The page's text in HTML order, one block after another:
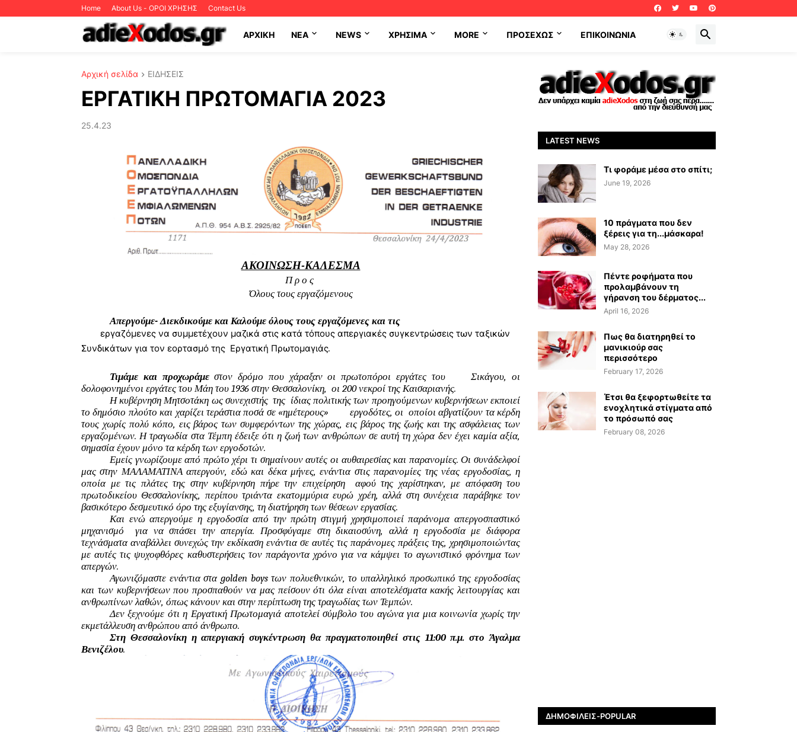
Home About Us - ΟΡΟΙ ΧΡΗΣΗΣ Contact Us
ΑΡΧΙΚΗ NEA NEWS ΧΡΉΣΙΜΑ MORE ΠΡΟΣΕΧΩΣ ΕΠΙΚΟΙΝΩΝΊΑ
Αρχική σελίδα ΕΙΔΗΣΕΙΣ
ΕΡΓΑΤΙΚΗ ΠΡΩΤΟΜΑΓΙΑ 2023
25.4.23
ΑΚΟΙΝΩΣΗ-ΚΑΛΕΣΜΑ
Π ρ ο ς
Όλους τους εργαζόμενους
Απεργούμε- Διεκδικούμε και Καλούμε όλους τους εργαζόμενες και τις
εργαζόμενες να συμμετέχουν μαζικά στις κατά τόπους απεργιακές συγκεντρώσεις των ταξικών
Συνδικάτων για τον εορτασμό της Εργατική Πρωτομαγιάς.
Τιμάμε και προχωράμε στον δρόμο που χάραξαν οι πρωτοπόροι εργάτες του     Σικάγου, οι
δολοφονημένοι εργάτες του Μάη του 1936 στην Θεσσαλονίκη,  οι 200 νεκροί της Καισαριανής.
Η κυβέρνηση Μητσοτάκη ως συνεχιστής  της  ίδιας πολιτικής των προηγούμενων κυβερνήσεων εκποιεί
το δημόσιο πλούτο και χαρίζει τεράστια ποσά σε «ημέτερους»        εργοδότες, οι  οποίοι αβγατίζουν τα κέρδη
τους χωρίς πολύ κόπο, εις βάρος των συμφερόντων της χώρας, εις βάρος της ζωής και της ασφάλειας των
εργαζομένων. Η τραγωδία στα Τέμπη έδειξε ότι η ζωή των ανθρώπων σε αυτή τη χώρα δεν έχει καμία αξία,
σημασία έχουν μόνο τα κέρδη των εργοδοτών.
Εμείς γνωρίζουμε από πρώτο χέρι τι σημαίνουν αυτές οι αυθαιρεσίας και παρανομίες. Οι συνάδελφοί
μας στην ΜΑΛΑΜΑΤΙΝΑ απεργούν, εδώ και δέκα μήνες, ενάντια στις παρανομίες της νέας εργοδοσίας, η
οποία με τις πλάτες της στην κυβέρνηση πήρε την επιχείρηση  αφού της χαρίστηκαν, με απόφαση του
πρωτοδικείου Θεσσαλονίκης, περίπου τριάντα εκατομμύρια ευρώ χρέη, αλλά στη συνέχεια παράβηκε τον
βασικότερο δεσμευτικό όρο της εξυγίανσης, τη διατήρηση των θέσεων εργασίας.
Και ενώ απεργούμε η εργοδοσία από την πρώτη στιγμή χρησιμοποιεί παράνομα απεργοσπαστικό
μηχανισμό  για να σπάσει την απεργία. Προσφύγαμε στη δικαιοσύνη, αλλά η εργοδοσία με διάφορα
τεχνάσματα αναβάλλει συνεχώς την εκδίκαση ενάντια σε αυτές τις παράνομες πράξεις της, χρησιμοποιώντας
με αυτές τις ψυχοφθόρες καθυστερήσεις τον παράγοντα χρόνο για να κάμψει το αγωνιστικό φρόνημα των
απεργών.
Αγωνιζόμαστε ενάντια στα golden boys των πολυεθνικών, το υπαλληλικό προσωπικό της εργοδοσίας
και των κυβερνήσεων που προσπαθούν να μας πείσουν ότι όλα είναι αποτελέσματα κακής λειτουργίας και
ανθρωπίνων λαθών, όπως κάνουν και στην περίπτωση της τραγωδίας των Τεμπών.
Δεν ξεχνούμε ότι η Εργατική Πρωτομαγιά αποτελεί σύμβολο του αγώνα για μια κοινωνία χωρίς την
εκμετάλλευση ανθρώπου από άνθρωπο.
Στη Θεσσαλονίκη η απεργιακή συγκέντρωση θα πραγματοποιηθεί στις 11:00 π.μ. στο Άγαλμα
Βενιζέλου.
LATEST NEWS
Τι φοράμε μέσα στο σπίτι;
June 19, 2026
10 πράγματα που δεν
ξέρεις για τη...μάσκαρα!
May 28, 2026
Πέντε ροφήματα που
προλαμβάνουν τη
γήρανση του δέρματος...
April 16, 2026
Πως θα διατηρηθεί το
μανικιούρ σας
περισσότερο
February 17, 2026
Έτσι θα ξεφορτωθείτε τα
ενοχλητικά στίγματα από
το πρόσωπό σας
February 08, 2026
ΔΗΜΟΦΙΛΕΊΣ-POPULAR